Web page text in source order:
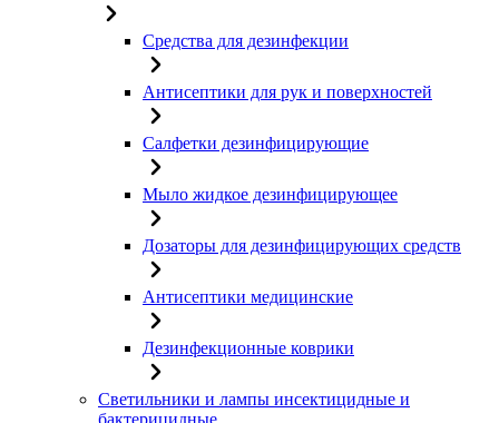
Средства для дезинфекции
Антисептики для рук и поверхностей
Салфетки дезинфицирующие
Мыло жидкое дезинфицирующее
Дозаторы для дезинфицирующих средств
Антисептики медицинские
Дезинфекционные коврики
Светильники и лампы инсектицидные и
бактерицидные